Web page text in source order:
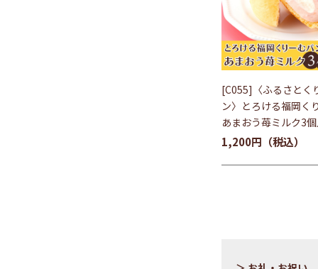
[C055]〈ふるさとく
ン〉とろける福岡く
あまおう苺ミルク3
1,200円